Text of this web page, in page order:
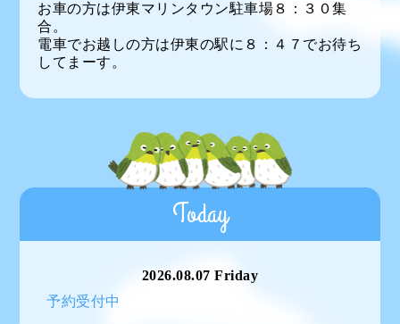
お車の方は伊東マリンタウン駐車場８：３０集
合。
電車でお越しの方は伊東の駅に８：４７でお待ち
してまーす。
Today
2026.08.07 Friday
予約受付中